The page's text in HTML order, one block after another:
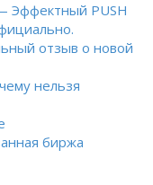
Эффектный PUSH
отзыв о новой
нельзя
биржа